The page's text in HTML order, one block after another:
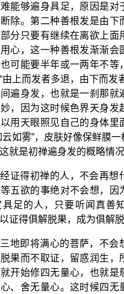
能够遍身具足，原因是对
除。第二种善根发是由下
分只要有继续在离欲上面
心，这一种善根发渐渐会
可能要半年或一两年不等
由上而发者多退，由下而发
遍身发，也就是一刹那就
，因为这时候色界天身发
用天眼照见自己的身体里
云如雾”，皮肤好像保鲜膜
就是初禅遍身发的概略情况
证得初禅的人，不会再想
五欲的事绝对不会想，因
具足的人，只要听闻真善
证得俱解脱果，成为俱解脱
地即将满心的菩萨，不会
果而不取证，留惑润生，
开始修四无量心，也就是
、舍无量心。这时候四无